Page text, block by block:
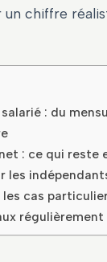
chiffre
: du
: ce qui reste
les
cas
régulièrement